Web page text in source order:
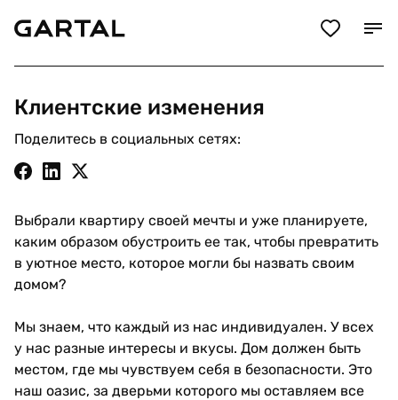
Клиентские изменения
Поделитесь в социальных сетях:
Выбрали квартиру своей мечты и уже планируете,
каким образом обустроить ее так, чтобы превратить
в уютное место, которое могли бы назвать своим
домом?
Мы знаем, что каждый из нас индивидуален. У всех
у нас разные интересы и вкусы. Дом должен быть
местом, где мы чувствуем себя в безопасности. Это
наш оазис, за дверьми которого мы оставляем все